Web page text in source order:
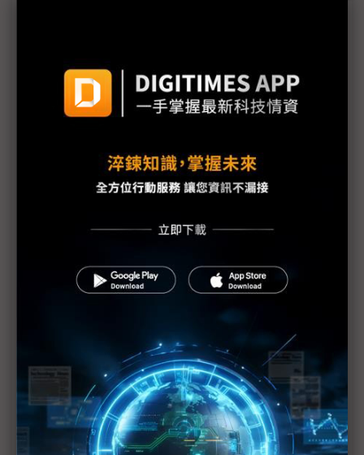
三星勞資暫定協議惹議 DX部門擬投下反對票
三星最新勞資協議部門待遇落差12倍 內部隱憂恐已
【漫圖秒懂】高分紅還是拚擴產？ 三星、SK海力士
躲過三星罷工 南韓「半導體依賴症」能躲過下次危
三星工會醞釀「總罷工」反覆拉扯 DRAM、NAND
Flash漲勢恐續飆
三星史上頭一遭補償方案協議 半導體員工年終分紅
上看6億韓元